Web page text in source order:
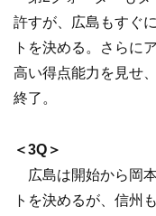
許すが、広島もすぐ
トを決める。さらに
高い得点能力を見せ
終了。
＜3Q＞
広島は開始から岡
トを決めるが、信州